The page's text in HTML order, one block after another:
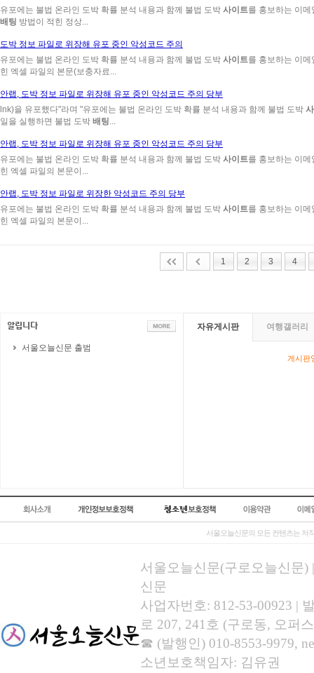
유포에는 불법 온라인 도박 확률 분석 내용과 함께 불법 도박 사이트를 홍보하는 이
배팅 방법이 적힌 정상...
도박 정보 파일로 위장해 유포 중인 악성코드 주의
유포에는 불법 온라인 도박 확률 분석 내용과 함께 불법 도박 사이트를 홍보하는 이
힌 엑셀 파일의 본문(보충자료...
안랩, 도박 정보 파일로 위장해 유포 중인 악성코드 주의 당부
lnk)을 유포했다"라며 "유포에는 불법 온라인 도박 확률 분석 내용과 함께 불법 도박
일을 실행하면 불법 도박 배팅...
안랩, 도박 정보 파일로 위장해 유포 중인 악성코드 주의 당부
유포에는 불법 온라인 도박 확률 분석 내용과 함께 불법 도박 사이트를 홍보하는 이
힌 엑셀 파일의 본문이...
안랩, 도박 정보 파일로 위장한 악성코드 주의 당부
유포에는 불법 온라인 도박 확률 분석 내용과 함께 불법 도박 사이트를 홍보하는 이
힌 엑셀 파일의 본문이...
1 2 3 4
서울오늘신문 출범
자유게시판 여행갤러리
게시판
서울오늘신문의 모든 컨텐츠는 저
서울오늘신문(구로오늘신문)
신문
사업자번호: 812-53-00923 |
로 207, 241호 (구로동, 오퍼
☎ (발행인) 010-8553-9979,
소년보호책임자: 김유권